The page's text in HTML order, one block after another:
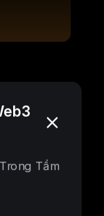
Tầm